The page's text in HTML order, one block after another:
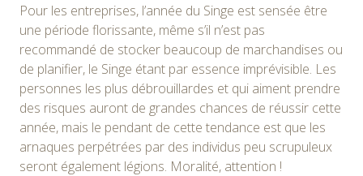
Pour les entreprises, l’année du Singe est sensée être
une période florissante, même s’il n’est pas
recommandé de stocker beaucoup de marchandises ou
de planifier, le Singe étant par essence imprévisible. Les
personnes les plus débrouillardes et qui aiment prendre
des risques auront de grandes chances de réussir cette
année, mais le pendant de cette tendance est que les
arnaques perpétrées par des individus peu scrupuleux
seront également légions. Moralité, attention !